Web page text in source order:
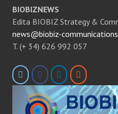
BIOBIZNEWS
Edita BIOBIZ Strategy &
news@biobiz-
T. (+ 34) 626 992 057